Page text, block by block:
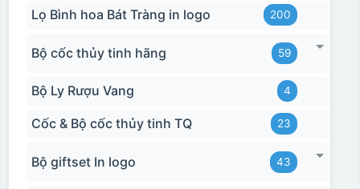
Lọ Bình hoa Bát Tràng in logo 200
Bộ cốc thủy tinh hãng 59
Bộ Ly Rượu Vang 4
Cốc & Bộ cốc thủy tinh TQ 23
Bộ giftset In logo 43